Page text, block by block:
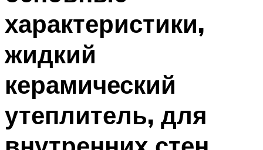
характеристики,
жидкий
керамический
утеплитель, для